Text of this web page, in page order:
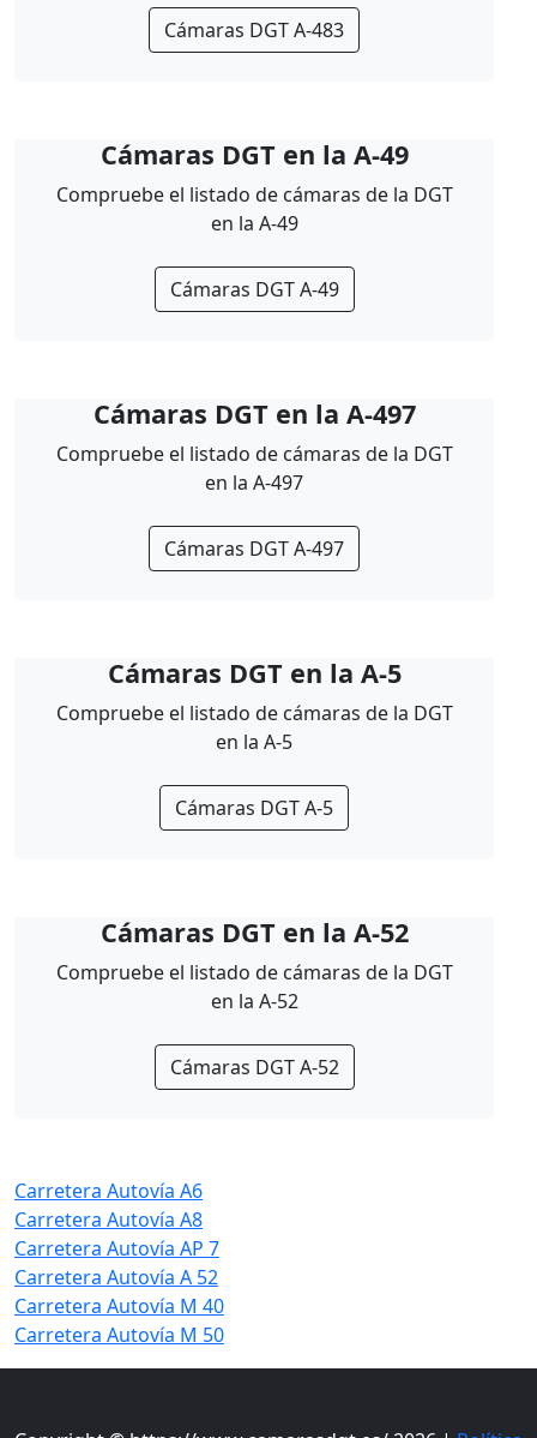
Cámaras DGT A-483
Cámaras DGT en la A-49
Compruebe el listado de cámaras de la DGT
en la A-49
Cámaras DGT A-49
Cámaras DGT en la A-497
Compruebe el listado de cámaras de la DGT
en la A-497
Cámaras DGT A-497
Cámaras DGT en la A-5
Compruebe el listado de cámaras de la DGT
en la A-5
Cámaras DGT A-5
Cámaras DGT en la A-52
Compruebe el listado de cámaras de la DGT
en la A-52
Cámaras DGT A-52
Carretera Autovía A6
Carretera Autovía A8
Carretera Autovía AP 7
Carretera Autovía A 52
Carretera Autovía M 40
Carretera Autovía M 50